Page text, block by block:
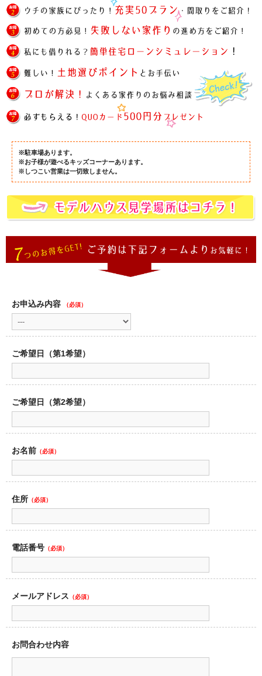
※駐車場あります。
※お子様が遊べるキッズコーナーあります。
※しつこい営業は一切致しません。
お申込み内容 （必須）
ご希望日（第1希望）
ご希望日（第2希望）
お名前 （必須）
住所 （必須）
電話番号 （必須）
メールアドレス （必須）
お問合わせ内容